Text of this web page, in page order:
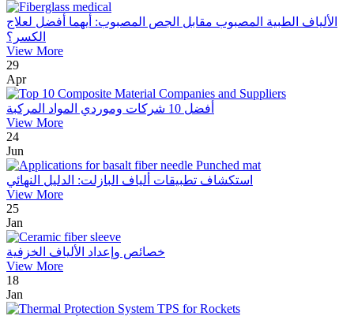
الألياف الطبية المصبوب مقابل الجص المصبوب: أيهما أفضل لعلاج
الكسر؟
View More
29
Apr
أفضل 10 شركات وموردي المواد المركبة
View More
24
Jun
استكشاف تطبيقات ألياف البازلت: الدليل النهائي
View More
25
Jan
خصائص وإعداد الألياف الخزفية
View More
18
Jan